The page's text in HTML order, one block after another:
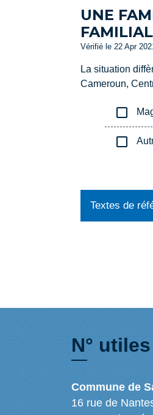
UNE
Vérifié le 22 Apr
La situation
Cameroun,
check_box_outline_blank
check_box_outline_blank
Textes de
N° utiles
Commune de
16 rue de